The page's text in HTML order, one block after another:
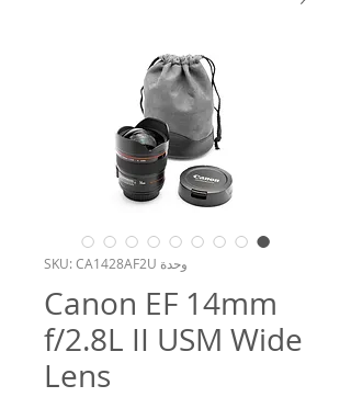
وحدة SKU: CA1428AF2U
Canon EF 14mm
f/2.8L II USM Wide
Lens